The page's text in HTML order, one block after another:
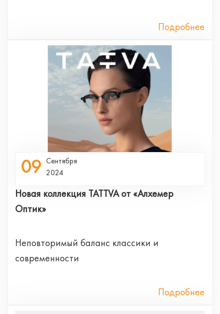
Подробнее
09 Сентября
2024
Новая коллекция TATTVA от «Алхемер
Оптик»
Неповторимый баланс классики и
современности
Подробнее